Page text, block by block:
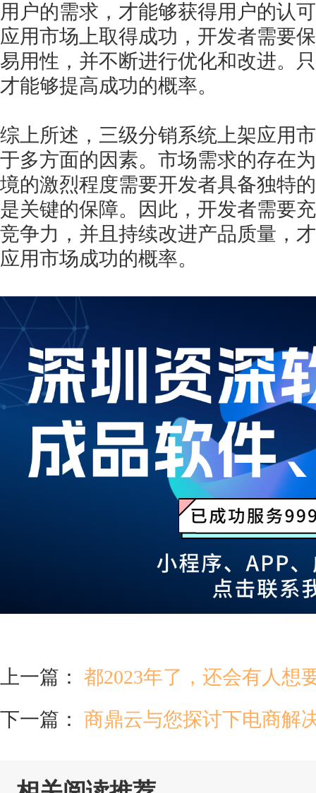
用户的需求，才能够获得用户的认
应用市场上取得成功，开发者需要
易用性，并不断进行优化和改进。
才能够提高成功的概率。
综上所述，三级分销系统上架应用
于多方面的因素。市场需求的存在
境的激烈程度需要开发者具备独特
是关键的保障。因此，开发者需要
竞争力，并且持续改进产品质量，
应用市场成功的概率。
上一篇： 都2023年了，还会有人想
下一篇： 商鼎云与您探讨下电商解